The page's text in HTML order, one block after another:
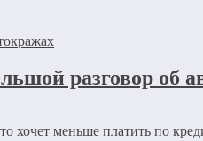
разговор об